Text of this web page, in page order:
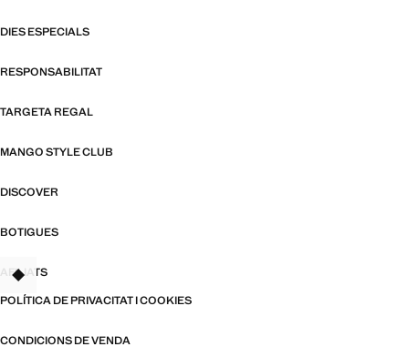
DIES ESPECIALS
RESPONSABILITAT
TARGETA REGAL
MANGO STYLE CLUB
DISCOVER
BOTIGUES
AFILIATS
POLÍTICA DE PRIVACITAT I COOKIES
CONDICIONS DE VENDA